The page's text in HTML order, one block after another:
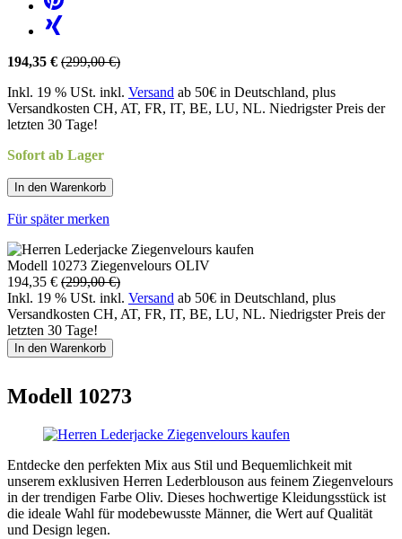
194,35 € (299,00 €)
Inkl. 19 % USt. inkl. Versand ab 50€ in Deutschland, plus
Versandkosten CH, AT, FR, IT, BE, LU, NL. Niedrigster Preis der
letzten 30 Tage!
Sofort ab Lager
In den Warenkorb
Für später merken
Modell 10273 Ziegenvelours OLIV
194,35 € (299,00 €)
Inkl. 19 % USt. inkl. Versand ab 50€ in Deutschland, plus
Versandkosten CH, AT, FR, IT, BE, LU, NL. Niedrigster Preis der
letzten 30 Tage!
In den Warenkorb
Modell 10273
Entdecke den perfekten Mix aus Stil und Bequemlichkeit mit
unserem exklusiven Herren Lederblouson aus feinem Ziegenvelours
in der trendigen Farbe Oliv. Dieses hochwertige Kleidungsstück ist
die ideale Wahl für modebewusste Männer, die Wert auf Qualität
und Design legen.